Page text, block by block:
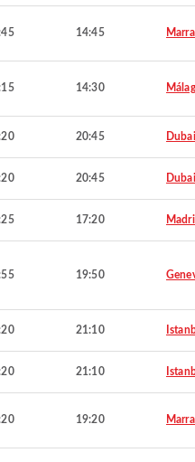
14:45
14:30
20:45 Dubai
20:45 Dubai
17:20
19:50
21:10
21:10
19:20